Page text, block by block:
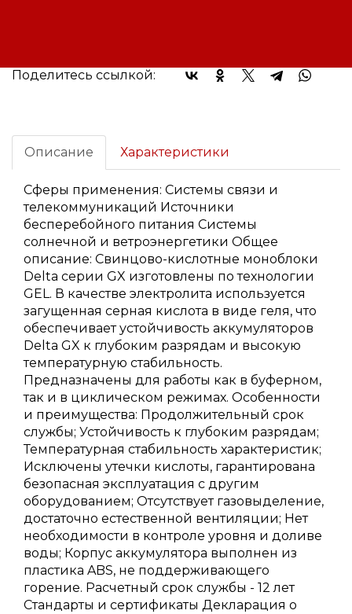
Поделитесь ссылкой:
Описание Характеристики
Сферы применения: Системы связи и
телекоммуникаций Источники
бесперебойного питания Системы
солнечной и ветроэнергетики Общее
описание: Свинцово-кислотные моноблоки
Delta серии GX изготовлены по технологии
GEL. В качестве электролита используется
загущенная серная кислота в виде геля, что
обеспечивает устойчивость аккумуляторов
Delta GX к глубоким разрядам и высокую
температурную стабильность.
Предназначены для работы как в буферном,
так и в циклическом режимах. Особенности
и преимущества: Продолжительный срок
службы; Устойчивость к глубоким разрядам;
Температурная стабильность характеристик;
Исключены утечки кислоты, гарантирована
безопасная эксплуатация с другим
оборудованием; Отсутствует газовыделение,
достаточно естественной вентиляции; Нет
необходимости в контроле уровня и доливе
воды; Корпус аккумулятора выполнен из
пластика ABS, не поддерживающего
горение. Расчетный срок службы - 12 лет
Стандарты и сертификаты Декларация о